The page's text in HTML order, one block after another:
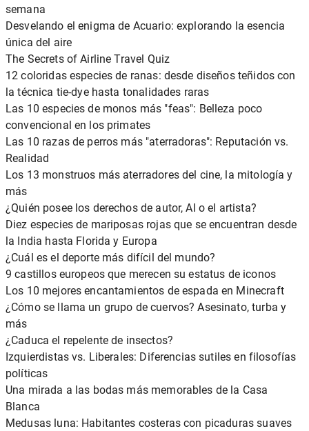
semana
Desvelando el enigma de Acuario: explorando la esencia
única del aire
The Secrets of Airline Travel Quiz
12 coloridas especies de ranas: desde diseños teñidos con
la técnica tie-dye hasta tonalidades raras
Las 10 especies de monos más "feas": Belleza poco
convencional en los primates
Las 10 razas de perros más "aterradoras": Reputación vs.
Realidad
Los 13 monstruos más aterradores del cine, la mitología y
más
¿Quién posee los derechos de autor, AI o el artista?
Diez especies de mariposas rojas que se encuentran desde
la India hasta Florida y Europa
¿Cuál es el deporte más difícil del mundo?
9 castillos europeos que merecen su estatus de iconos
Los 10 mejores encantamientos de espada en Minecraft
¿Cómo se llama un grupo de cuervos? Asesinato, turba y
más
¿Caduca el repelente de insectos?
Izquierdistas vs. Liberales: Diferencias sutiles en filosofías
políticas
Una mirada a las bodas más memorables de la Casa
Blanca
Medusas luna: Habitantes costeras con picaduras suaves